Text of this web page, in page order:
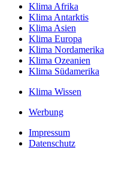
Klima Afrika
Klima Antarktis
Klima Asien
Klima Europa
Klima Nordamerika
Klima Ozeanien
Klima Südamerika
Klima Wissen
Werbung
Impressum
Datenschutz